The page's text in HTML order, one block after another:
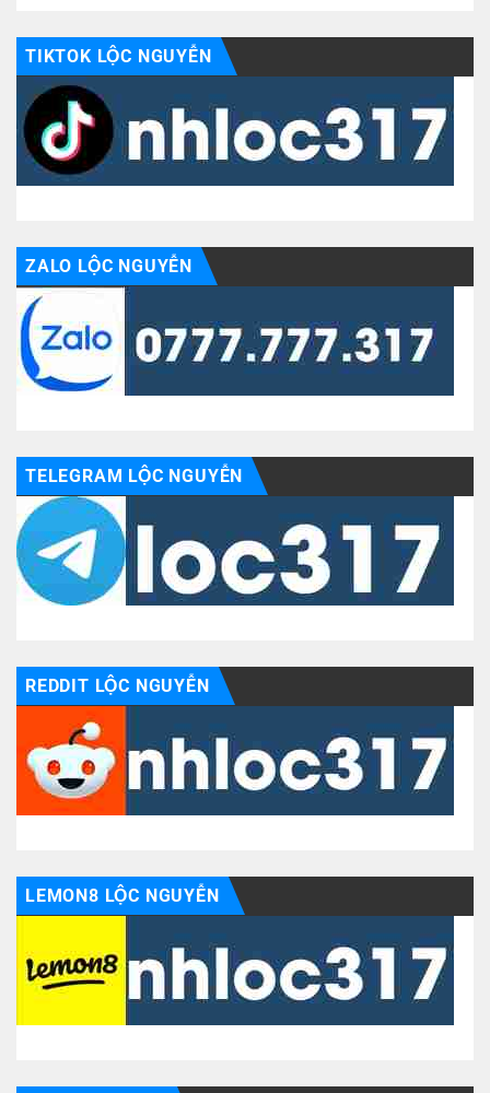
TIKTOK LỘC NGUYỄN
ZALO LỘC NGUYỄN
TELEGRAM LỘC NGUYỄN
REDDIT LỘC NGUYỄN
LEMON8 LỘC NGUYỄN